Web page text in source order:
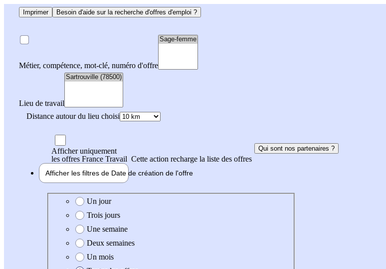
Imprimer Besoin d'aide sur la recherche d'offres d'emploi ?
Métier, compétence, mot-clé, numéro d'offre
Lieu de travail
Distance autour du lieu choisi
Afficher uniquement
les offres France Travail Cette action recharge la liste des offres
Qui sont nos partenaires ?
Afficher les filtres de Date de création de l'offre
Date de création de l'offre
Un jour
Trois jours
Une semaine
Deux semaines
Un mois